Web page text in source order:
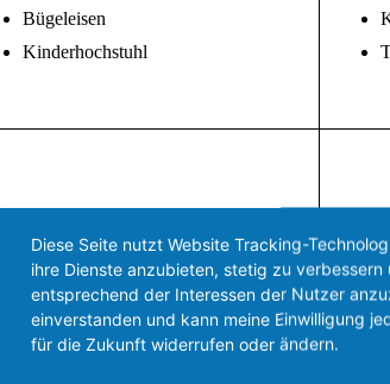
Bügeleisen
Kinderhochstuhl
Diese Seite nutzt Website Tracking-
ihre Dienste anzubieten, stetig zu verbessern
entsprechend der Interessen der Nutzer
einverstanden und kann meine Einwilligung
für die Zukunft widerrufen oder ändern.